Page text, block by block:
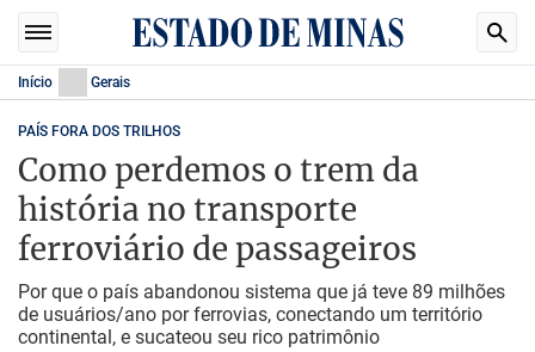
Início Gerais
PAÍS FORA DOS TRILHOS
Como perdemos o trem da
história no transporte
ferroviário de passageiros
Por que o país abandonou sistema que já teve 89 milhões
de usuários/ano por ferrovias, conectando um território
continental, e sucateou seu rico patrimônio